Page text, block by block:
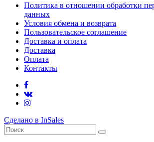
Политика в отношении обработки
данных
Условия обмена и возврата
Пользовательское соглашение
Доставка и оплата
Доставка
Оплата
Контакты
Сделано в InSales